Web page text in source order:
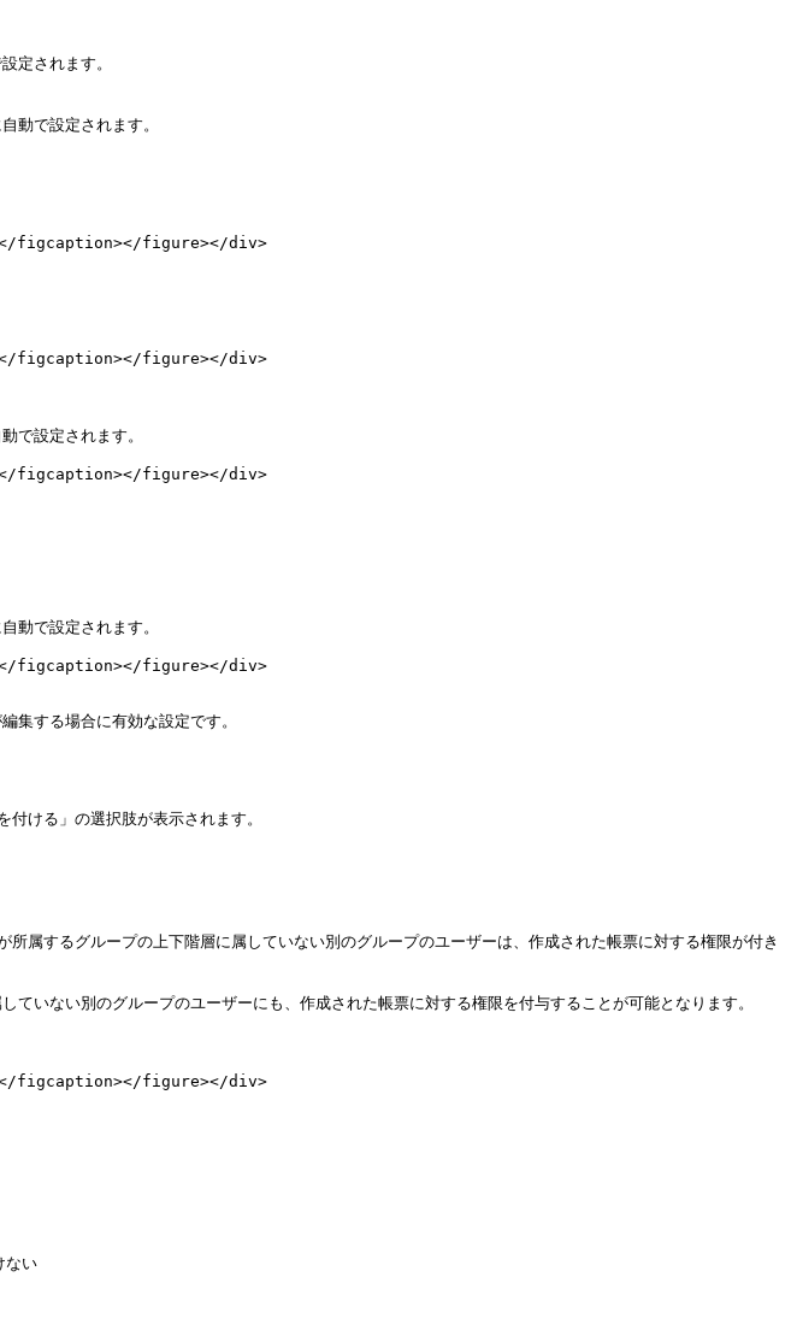
定されます。
動で設定されます。
figcaption></figure></div>
figcaption></figure></div>
で設定されます。
figcaption></figure></div>
動で設定されます。
figcaption></figure></div>
集する場合に有効な設定です。
ける」の選択肢が表示されます。
属するグループの上下階層に属していない別のグループのユーザーは、作成された帳票に対する権限が付き
いない別のグループのユーザーにも、作成された帳票に対する権限を付与することが可能となります。
figcaption></figure></div>
ない